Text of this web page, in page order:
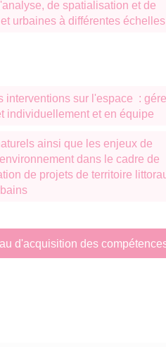
de spatialisation et de
urbaines à différentes échelles
interventions sur l'espace :
individuellement et en équipe
ainsi que les enjeux de
dans le cadre de
de projets de territoire
d'acquisition des